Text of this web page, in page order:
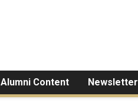
Alumni Content Newsletter